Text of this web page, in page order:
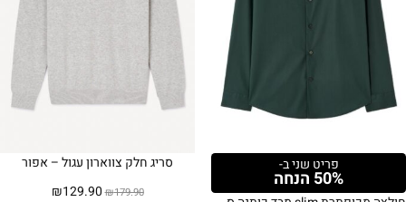
פריט שני ב-
50% הנחה
סריג חלק צווארון עגול – אפור
₪179.90
המחיר ₪129.90